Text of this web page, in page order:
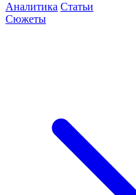
Аналитика Статьи
Сюжеты